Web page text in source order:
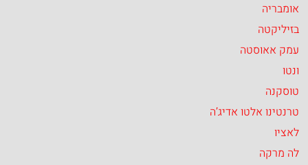
אומבריה
בזיליקטה
עמק אאוסטה
ונטו
טוסקנה
טרנטינו אלטו אדיג’ה
לאציו
לה מרקה